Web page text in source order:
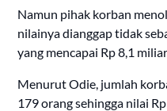
Namun pihak korban
nilainya dianggap tidak
yang mencapai Rp 8,1
Menurut Odie, jumlah
179 orang sehingga nilai